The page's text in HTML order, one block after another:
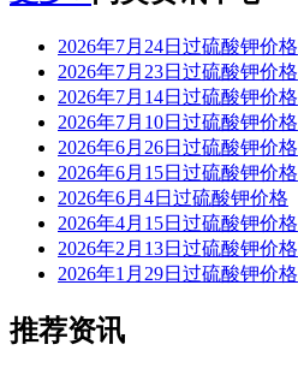
2026年7月24日过硫酸钾价格
2026年7月23日过硫酸钾价格
2026年7月14日过硫酸钾价格
2026年7月10日过硫酸钾价格
2026年6月26日过硫酸钾价格
2026年6月15日过硫酸钾价格
2026年6月4日过硫酸钾价格
2026年4月15日过硫酸钾价格
2026年2月13日过硫酸钾价格
2026年1月29日过硫酸钾价格
推荐资讯